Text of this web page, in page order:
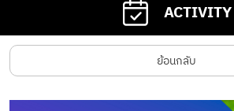
ACTIVITY
ย้อนกลับ